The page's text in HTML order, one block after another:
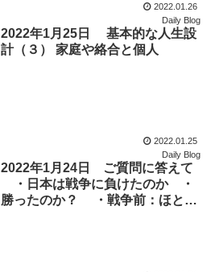
2022.01.26
Daily Blog
2022年1月25日 基本的な人生設
計（３） 家庭や絡合と個人
2022.01.25
Daily Blog
2022年1月24日 ご質問に答えて
・日本は戦争に負けたのか ・
勝ったのか？ ・戦争前：ほとん